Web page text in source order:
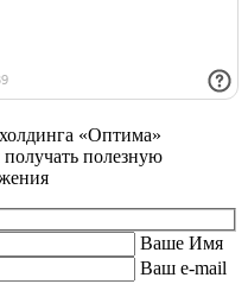
«Оптима»
полезную
Ваше Имя
Ваш e-mail